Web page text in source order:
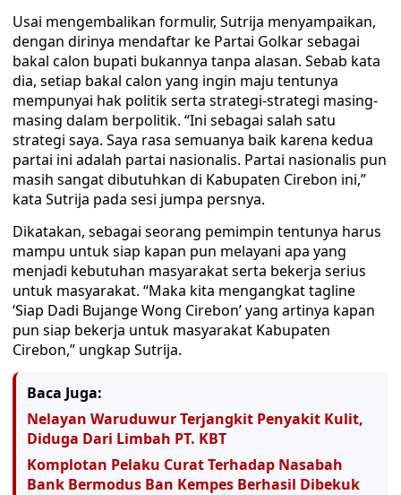
Usai mengembalikan formulir, Sutrija menyampaikan,
dengan dirinya mendaftar ke Partai Golkar sebagai
bakal calon bupati bukannya tanpa alasan. Sebab kata
dia, setiap bakal calon yang ingin maju tentunya
mempunyai hak politik serta strategi-strategi masing-
masing dalam berpolitik. “Ini sebagai salah satu
strategi saya. Saya rasa semuanya baik karena kedua
partai ini adalah partai nasionalis. Partai nasionalis pun
masih sangat dibutuhkan di Kabupaten Cirebon ini,”
kata Sutrija pada sesi jumpa persnya.
Dikatakan, sebagai seorang pemimpin tentunya harus
mampu untuk siap kapan pun melayani apa yang
menjadi kebutuhan masyarakat serta bekerja serius
untuk masyarakat. “Maka kita mengangkat tagline
‘Siap Dadi Bujange Wong Cirebon’ yang artinya kapan
pun siap bekerja untuk masyarakat Kabupaten
Cirebon,” ungkap Sutrija.
Baca Juga:
Nelayan Waruduwur Terjangkit Penyakit Kulit,
Diduga Dari Limbah PT. KBT
Komplotan Pelaku Curat Terhadap Nasabah
Bank Bermodus Ban Kempes Berhasil Dibekuk